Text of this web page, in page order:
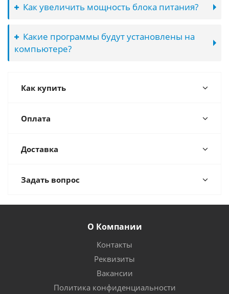
Как увеличить мощность блока питания?
Какие программы будут установлены на
компьютере?
Как купить
Оплата
Доставка
Задать вопрос
О Компании
Контакты
Реквизиты
Вакансии
Политика конфиденциальности